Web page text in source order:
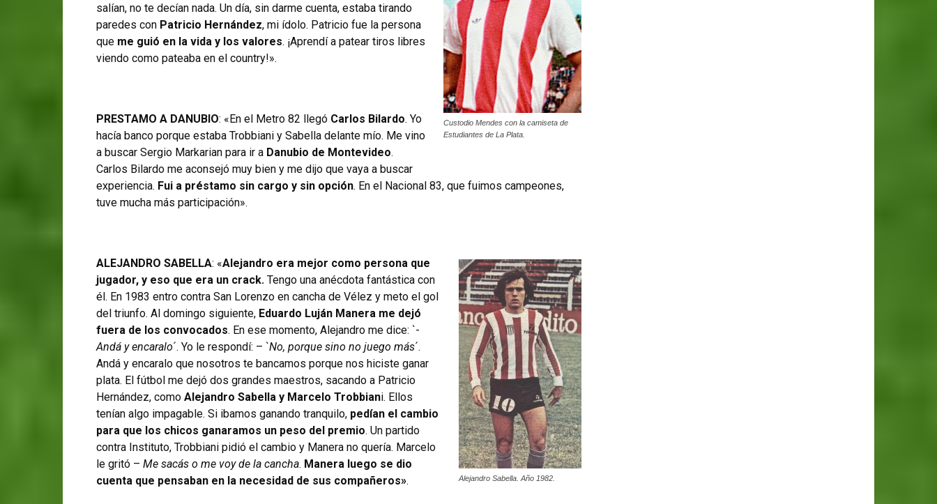
Custodio Mendes con la camiseta de
Estudiantes de La Plata.
salían, no te decían nada. Un día, sin darme cuenta, estaba tirando
paredes con Patricio Hernández, mi ídolo. Patricio fue la persona
que me guió en la vida y los valores. ¡Aprendí a patear tiros libres
viendo como pateaba en el country!».
PRESTAMO A DANUBIO: «En el Metro 82 llegó Carlos Bilardo. Yo
hacía banco porque estaba Trobbiani y Sabella delante mío. Me vino
a buscar Sergio Markarian para ir a Danubio de Montevideo.
Carlos Bilardo me aconsejó muy bien y me dijo que vaya a buscar
experiencia. Fui a préstamo sin cargo y sin opción. En el Nacional 83, que fuimos campeones,
tuve mucha más participación».
Alejandro Sabella. Año 1982.
ALEJANDRO SABELLA: «Alejandro era mejor como persona que
jugador, y eso que era un crack. Tengo una anécdota fantástica con
él. En 1983 entro contra San Lorenzo en cancha de Vélez y meto el gol
del triunfo. Al domingo siguiente, Eduardo Luján Manera me dejó
fuera de los convocados. En ese momento, Alejandro me dice: `-
Andá y encaralo´. Yo le respondí: – `No, porque sino no juego más´.
Andá y encaralo que nosotros te bancamos porque nos hiciste ganar
plata. El fútbol me dejó dos grandes maestros, sacando a Patricio
Hernández, como Alejandro Sabella y Marcelo Trobbiani. Ellos
tenían algo impagable. Si ibamos ganando tranquilo, pedían el cambio
para que los chicos ganaramos un peso del premio. Un partido
contra Instituto, Trobbiani pidió el cambio y Manera no quería. Marcelo
le gritó – Me sacás o me voy de la cancha. Manera luego se dio
cuenta que pensaban en la necesidad de sus compañeros».